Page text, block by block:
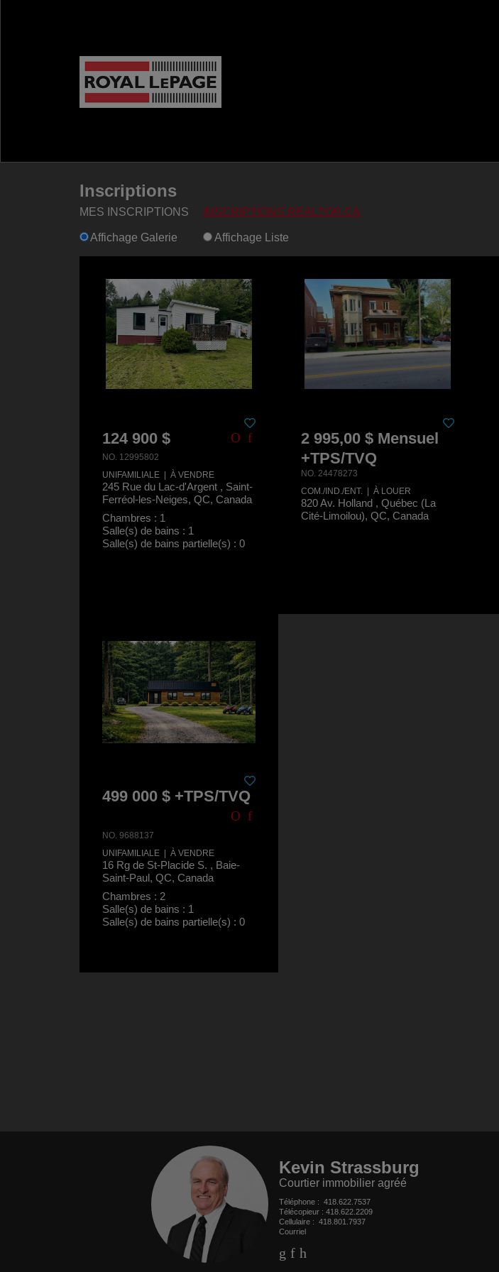
Inscriptions
MES INSCRIPTIONS INSCRIPTIONS REALTOR.CA
Affichage Galerie Affichage Liste
124 900 $
NO. 12995802
UNIFAMILIALE | À VENDRE
245 Rue du Lac-d'Argent , Saint-
Ferréol-les-Neiges, QC, Canada
Chambres : 1
Salle(s) de bains : 1
Salle(s) de bains partielle(s) : 0
2 995,00 $ Mensuel
+TPS/TVQ
NO. 24478273
COM./IND./ENT. | À LOUER
820 Av. Holland , Québec (La
Cité-Limoilou), QC, Canada
499 000 $ +TPS/TVQ
NO. 9688137
UNIFAMILIALE | À VENDRE
16 Rg de St-Placide S. , Baie-
Saint-Paul, QC, Canada
Chambres : 2
Salle(s) de bains : 1
Salle(s) de bains partielle(s) : 0
Kevin Strassburg
Courtier immobilier agréé
Téléphone : 418.622.7537
Télécopieur : 418.622.2209
Cellulaire : 418.801.7937
Courriel